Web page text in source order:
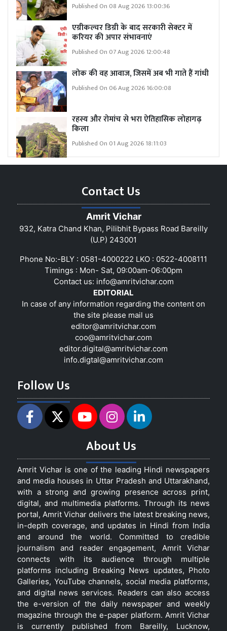
Published On 08 Aug 2026 13:00:36
एग्रीकल्चर डिग्री के बाद सरकारी सेक्टर में
करियर की अपार संभावनाएं
Published On 07 Aug 2026 12:00:48
लोक की वह आवाज, जिसमें अब भी गाते हैं गांधी
Published On 06 Aug 2026 16:00:08
रहस्य और रोमांच से भरा ऐतिहासिक लोहागढ़
किला
Published On 01 Aug 2026 18:11:03
Contact Us
Amrit Vichar
932, Katra Chand Khan, Pilibhit Bypass Road Bareilly
(U.P) 243001
Phone No:-BLY : 0581-4000222 LKO : 0522-4008111
Timings : Mon- Sat, 09:00am-06:00pm
Contact us: info@amritvichar.com
EDITORIAL
In case of any information regarding the content on
the site please mail us
editor@amritvichar.com
coo@amritvichar.com
editor.digital@amritvichar.com
info.digtal@amritvichar.com
Follow Us
About Us
Amrit Vichar is one of the leading Hindi newspapers
and media houses in Uttar Pradesh and Uttarakhand,
with a strong and growing presence across print,
digital, and multimedia platforms. Through its news
portal, Amrit Vichar delivers the latest breaking news,
in-depth coverage, and updates in Hindi from India
and around the world. Committed to credible
journalism and reader engagement, Amrit Vichar
connects with its audience through multiple
platforms including Breaking News updates, Photo
Galleries, YouTube channels, social media platforms,
and digital news services. Readers can also access
the e-version of the daily newspaper and weekly
magazine through the e-paper platform. Amrit Vichar
is currently published from Bareilly, Lucknow,